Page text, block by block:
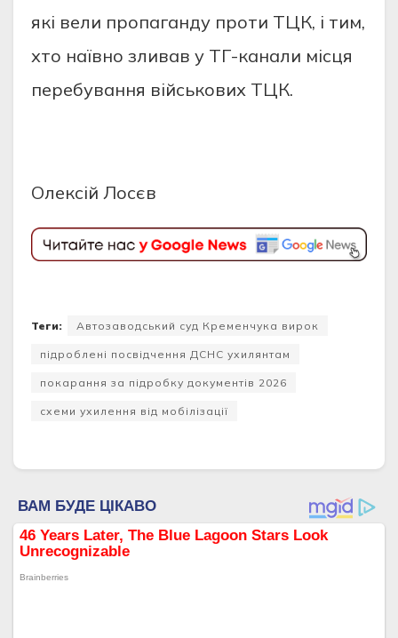
які вели пропаганду проти ТЦК, і тим,
хто наївно зливав у ТГ-канали місця
перебування військових ТЦК.
Олексій Лосєв
Теги: Автозаводський суд Кременчука вирок
підроблені посвідчення ДСНС ухилянтам
покарання за підробку документів 2026
схеми ухилення від мобілізації